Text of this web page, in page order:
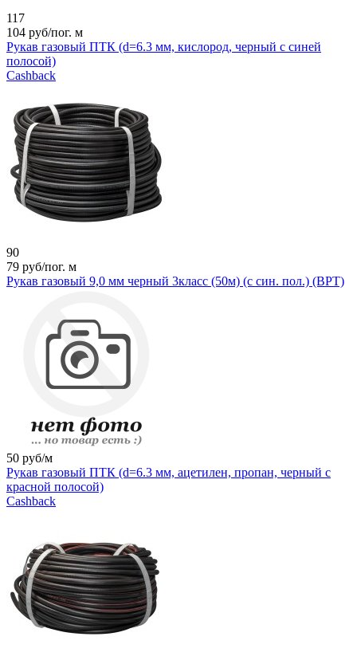
117
104 руб/пог. м
Рукав газовый ПТК (d=6.3 мм, кислород, черный с синей
полосой)
Cashback
90
79 руб/пог. м
Рукав газовый 9,0 мм черный 3класс (50м) (с син. пол.) (ВРТ)
50 руб/м
Рукав газовый ПТК (d=6.3 мм, ацетилен, пропан, черный с
красной полосой)
Cashback